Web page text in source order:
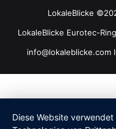
LokaleBlicke
LokaleBlicke Eurotec-
info@lokaleblicke.com
Diese Website